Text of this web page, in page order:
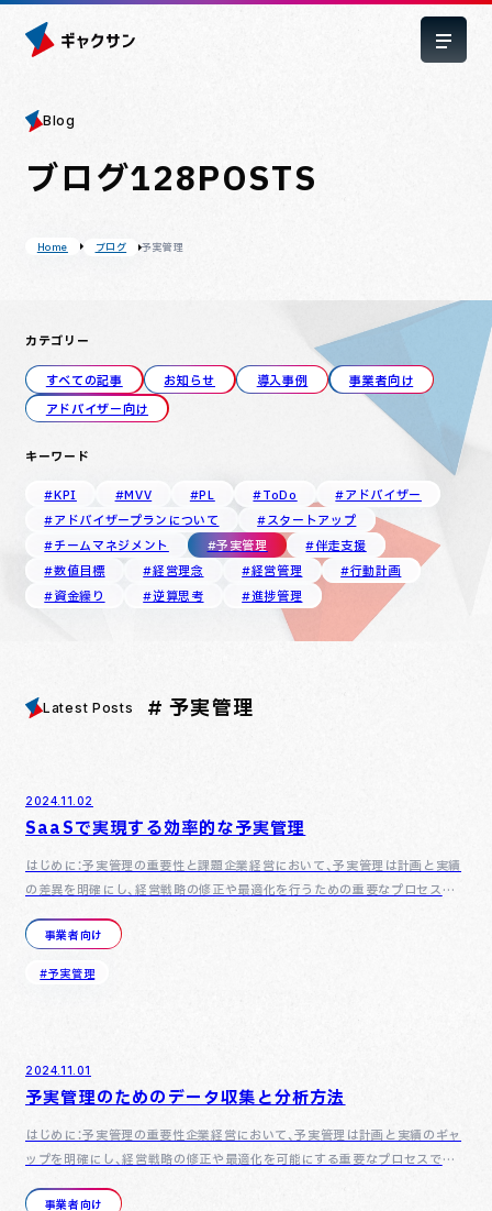
Blog
ブログ128POSTS
Home ブログ 予実管理
カテゴリー
すべての記事 お知らせ 導入事例
事業者向け
アドバイザー向け
キーワード
#KPI #MVV #PL #ToDo
#アドバイザー
#アドバイザープランについて
#スタートアップ
#チームマネジメント
#予実管理
#伴走支援
#数値目標
#経営理念 #経営管理
#行動計画
#資金繰り
#逆算思考 #進捗管理
Latest Posts # 予実管理
2024.11.02
SaaSで実現する効率的な予実管理
はじめに：予実管理の重要性と課題企業経営において、予実管理は計画と実績
の差異を明確にし、経営戦略の修正や最適化を行うための重要なプロセスで
す。特に、中小企業では限られたリソースを最大限に活用する必要…
事業者向け
#予実管理
2024.11.01
予実管理のためのデータ収集と分析方法
はじめに：予実管理の重要性企業経営において、予実管理は計画と実績のギャ
ップを明確にし、経営戦略の修正や最適化を可能にする重要なプロセスです。
予算（予）と実績（実）の比較を通じて、経営目標の達成状況を…
事業者向け